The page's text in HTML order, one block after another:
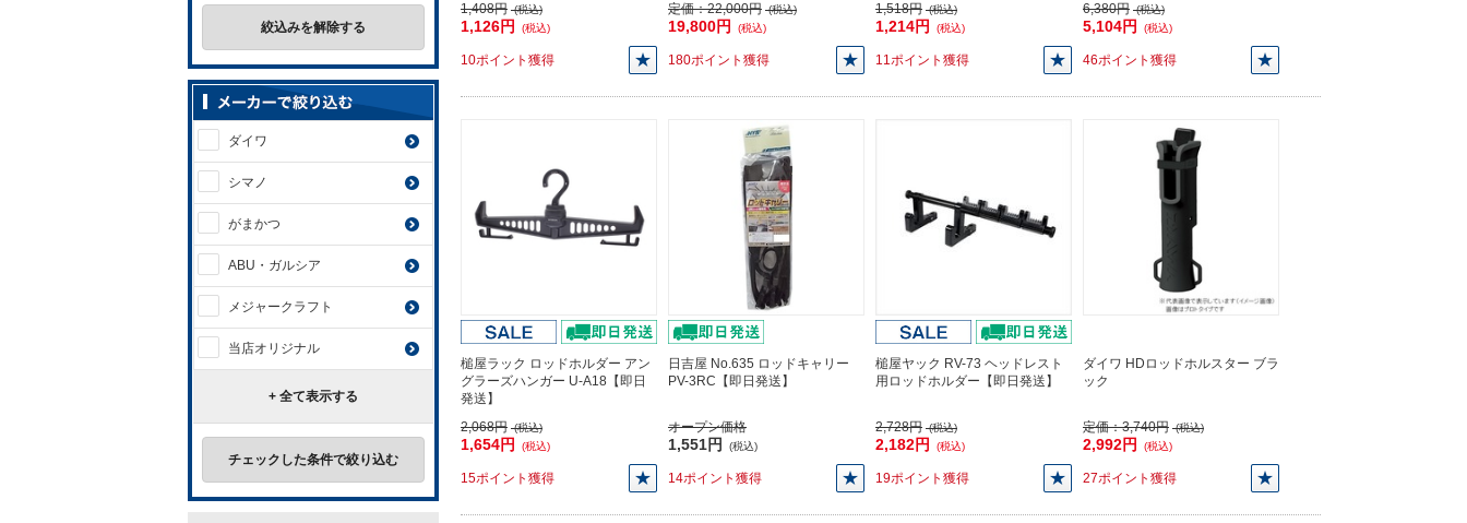
1,408円 (税込)
1,126円 (税込)
10ポイント獲得
定価：22,000円 (税込)
19,800円 (税込)
180ポイント獲得
1,518円 (税込)
1,214円 (税込)
11ポイント獲得
6,380円 (税込)
5,104円 (税込)
46ポイント獲得
槌屋ラック ロッドホルダー アン
グラーズハンガー U-A18【即日
発送】
2,068円 (税込)
1,654円 (税込)
15ポイント獲得
日吉屋 No.635 ロッドキャリー
PV-3RC【即日発送】
オープン価格
1,551円 (税込)
14ポイント獲得
槌屋ヤック RV-73 ヘッドレスト
用ロッドホルダー【即日発送】
2,728円 (税込)
2,182円 (税込)
19ポイント獲得
ダイワ HDロッドホルスター ブラ
ック
定価：3,740円 (税込)
2,992円 (税込)
27ポイント獲得
絞込みを解除する
ダイワ
シマノ
がまかつ
ABU・ガルシア
メジャークラフト
当店オリジナル
+ 全て表示する
チェックした条件で絞り込む